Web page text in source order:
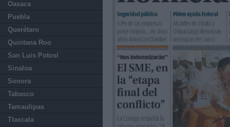
Oaxaca
Puebla
Querétaro
Quintana Roo
San Luis Potosí
Sinaloa
Sonora
Tabasco
Tamaulipas
Tlaxcala